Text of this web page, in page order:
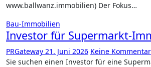
www.ballwanz.immobilien) Der Fokus…
Bau-Immobilien
Investor für Supermarkt-
PRGateway 21. Juni 2026 Keine
Sie suchen einen Investor für eine Supermarkt-Immobilie? Mit